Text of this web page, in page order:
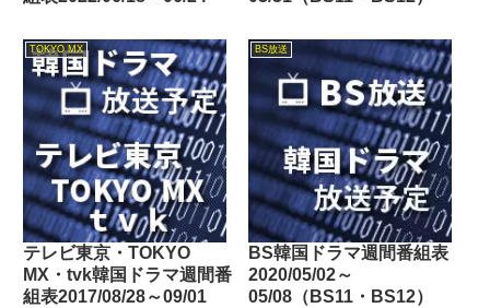
TOKYO MX
テレビ東京・TOKYO
MX・tvk韓国ドラマ週間番
組表2017/08/28～09/01
BS放送
BS韓国ドラマ週間番組表
2020/05/02～
05/08（BS11・BS12）